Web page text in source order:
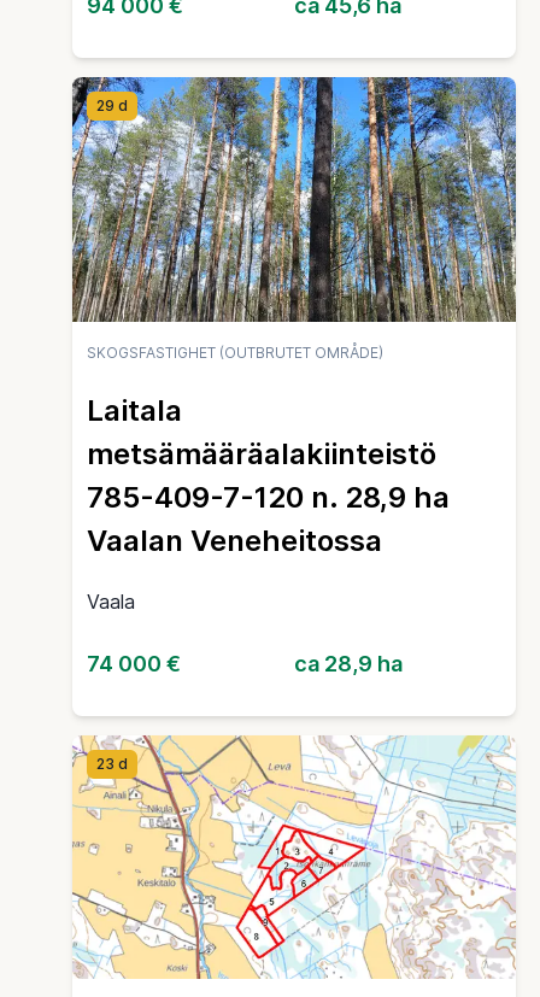
94 000 € ca 45,6 ha
29 d
SKOGSFASTIGHET (OUTBRUTET OMRÅDE)
Laitala
metsämääräalakiinteistö
785-409-7-120 n. 28,9 ha
Vaalan Veneheitossa
Vaala
74 000 € ca 28,9 ha
23 d